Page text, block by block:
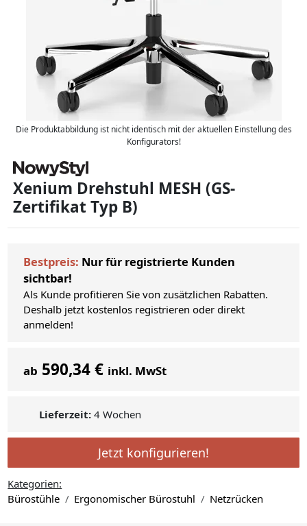
Die Produktabbildung ist nicht identisch mit der aktuellen Einstellung des
Konfigurators!
Xenium Drehstuhl MESH (GS-
Zertifikat Typ B)
Bestpreis: Nur für registrierte Kunden
sichtbar!
Als Kunde profitieren Sie von zusätzlichen Rabatten.
Deshalb jetzt kostenlos registrieren oder direkt
anmelden!
ab 590,34 € inkl. MwSt
Lieferzeit: 4 Wochen
Jetzt konfigurieren!
Kategorien:
Bürostühle
Ergonomischer Bürostuhl Netzrücken